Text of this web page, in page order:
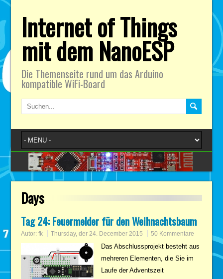
Internet of Things
mit dem NanoESP
Die Themenseite rund um das Arduino
kompatible WiFi-Board
Days
Tag 24: Feuermelder für den Weihnachtsbaum
Autor:fk Thursday, der 24. December 2015 50 Kommentare
Das Abschlussprojekt besteht aus
mehreren Elementen, die Sie im
Laufe der Adventszeit